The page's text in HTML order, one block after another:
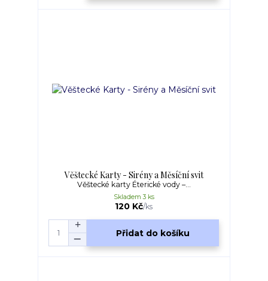
Věštecké Karty - Sirény a Měsíční svit
Věštecké karty Éterické vody –...
120 Kč/ks
Skladem 3 ks
Přidat do košíku